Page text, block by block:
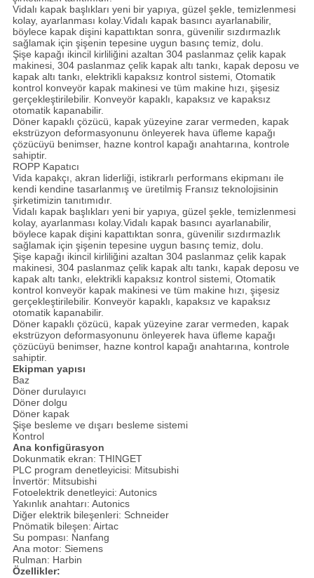
Vidalı kapak başlıkları yeni bir yapıya, güzel şekle, temizlenmesi
kolay, ayarlanması kolay.Vidalı kapak basıncı ayarlanabilir,
böylece kapak dişini kapattıktan sonra, güvenilir sızdırmazlık
sağlamak için şişenin tepesine uygun basınç temiz, dolu.
Şişe kapağı ikincil kirliliğini azaltan 304 paslanmaz çelik kapak
makinesi, 304 paslanmaz çelik kapak altı tankı, kapak deposu ve
kapak altı tankı, elektrikli kapaksız kontrol sistemi, Otomatik
kontrol konveyör kapak makinesi ve tüm makine hızı, şişesiz
gerçekleştirilebilir. Konveyör kapaklı, kapaksız ve kapaksız
otomatik kapanabilir.
Döner kapaklı çözücü, kapak yüzeyine zarar vermeden, kapak
ekstrüzyon deformasyonunu önleyerek hava üfleme kapağı
çözücüyü benimser, hazne kontrol kapağı anahtarına, kontrole
sahiptir.
ROPP Kapatıcı
Vida kapakçı, akran liderliği, istikrarlı performans ekipmanı ile
kendi kendine tasarlanmış ve üretilmiş Fransız teknolojisinin
şirketimizin tanıtımıdır.
Vidalı kapak başlıkları yeni bir yapıya, güzel şekle, temizlenmesi
kolay, ayarlanması kolay.Vidalı kapak basıncı ayarlanabilir,
böylece kapak dişini kapattıktan sonra, güvenilir sızdırmazlık
sağlamak için şişenin tepesine uygun basınç temiz, dolu.
Şişe kapağı ikincil kirliliğini azaltan 304 paslanmaz çelik kapak
makinesi, 304 paslanmaz çelik kapak altı tankı, kapak deposu ve
kapak altı tankı, elektrikli kapaksız kontrol sistemi, Otomatik
kontrol konveyör kapak makinesi ve tüm makine hızı, şişesiz
gerçekleştirilebilir. Konveyör kapaklı, kapaksız ve kapaksız
otomatik kapanabilir.
Döner kapaklı çözücü, kapak yüzeyine zarar vermeden, kapak
ekstrüzyon deformasyonunu önleyerek hava üfleme kapağı
çözücüyü benimser, hazne kontrol kapağı anahtarına, kontrole
sahiptir.
Ekipman yapısı
Baz
Döner durulayıcı
Döner dolgu
Döner kapak
Şişe besleme ve dışarı besleme sistemi
Kontrol
Ana konfigürasyon
Dokunmatik ekran: THINGET
PLC program denetleyicisi: Mitsubishi
İnvertör: Mitsubishi
Fotoelektrik denetleyici: Autonics
Yakınlık anahtarı: Autonics
Diğer elektrik bileşenleri: Schneider
Pnömatik bileşen: Airtac
Su pompası: Nanfang
Ana motor: Siemens
Rulman: Harbin
Özellikler: